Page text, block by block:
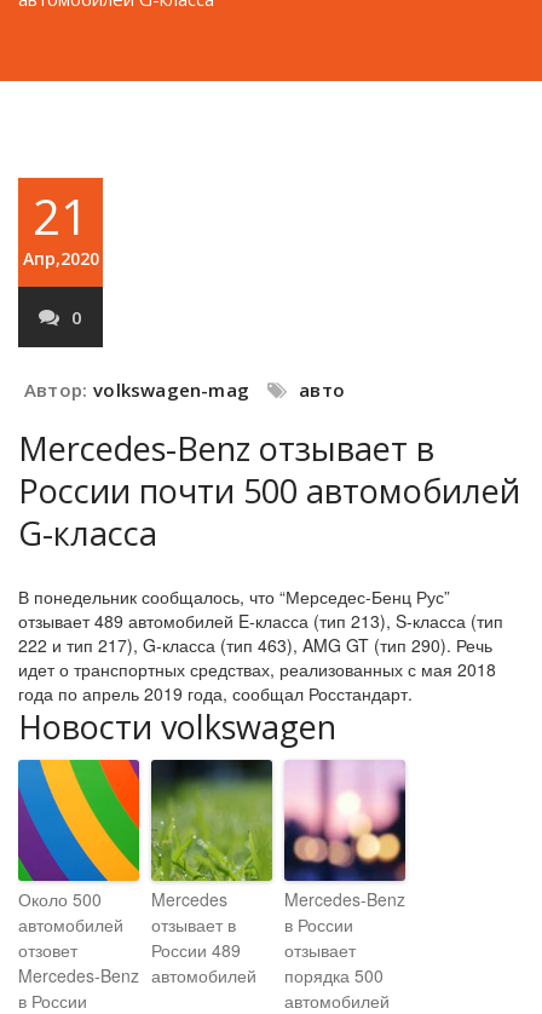
21
Апр,2020
0
Автор: volkswagen-mag авто
Mercedes-Benz отзывает в
России почти 500 автомобилей
G-класса
В понедельник сообщалось, что “Мерседес-Бенц Рус”
отзывает 489 автомобилей E-класса (тип 213), S-класса (тип
222 и тип 217), G-класса (тип 463), AMG GT (тип 290). Речь
идет о транспортных средствах, реализованных с мая 2018
года по апрель 2019 года, сообщал Росстандарт.
Новости volkswagen
Около 500
автомобилей
отзовет
Mercedes-Benz
в России
Mercedes
отзывает в
России 489
автомобилей
Mercedes-Benz
в России
отзывает
порядка 500
автомобилей